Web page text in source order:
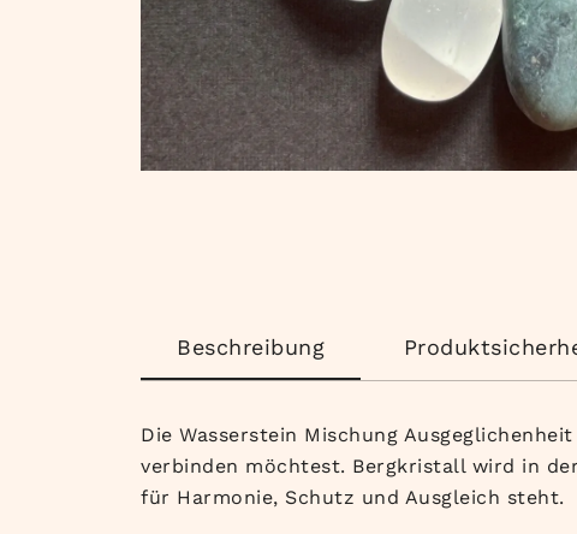
Beschreibung
Die Wasserstein Mischung
verbinden möchtest. Bergkristall wird in
für Harmonie, Schutz und Ausgleich steht.